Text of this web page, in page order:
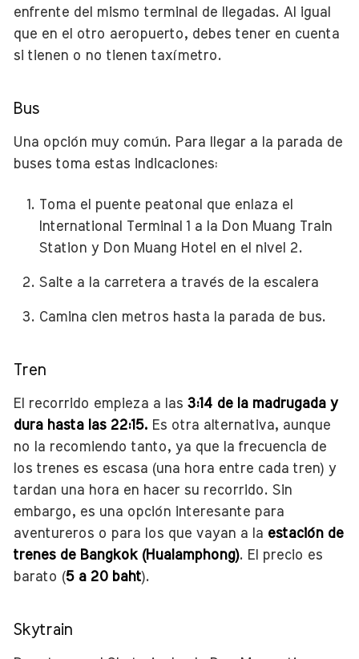
enfrente del mismo terminal de llegadas. Al igual
que en el otro aeropuerto, debes tener en cuenta
si tienen o no tienen taxímetro.
Bus
Una opción muy común. Para llegar a la parada de
buses toma estas indicaciones:
Toma el puente peatonal que enlaza el
International Terminal 1 a la Don Muang Train
Station y Don Muang Hotel en el nivel 2.
Salte a la carretera a través de la escalera
Camina cien metros hasta la parada de bus.
Tren
El recorrido empieza a las 3:14 de la madrugada y
dura hasta las 22:15. Es otra alternativa, aunque
no la recomiendo tanto, ya que la frecuencia de
los trenes es escasa (una hora entre cada tren) y
tardan una hora en hacer su recorrido. Sin
embargo, es una opción interesante para
aventureros o para los que vayan a la estación de
trenes de Bangkok (Hualamphong). El precio es
barato (5 a 20 baht).
Skytrain